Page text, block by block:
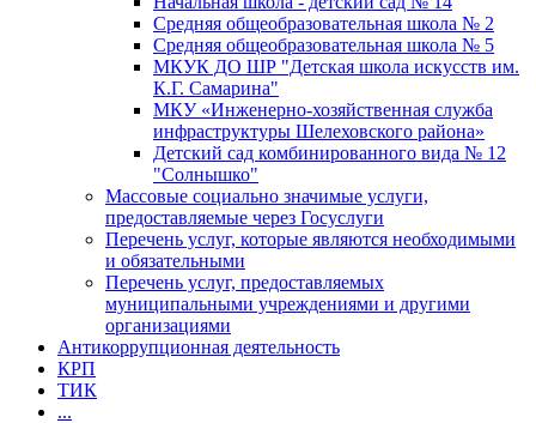
Средняя общеобразовательная школа № 2
Средняя общеобразовательная школа № 5
МКУК ДО ШР "Детская школа искусств им.
К.Г. Самарина"
МКУ «Инженерно-хозяйственная служба
инфраструктуры Шелеховского района»
Детский сад комбинированного вида № 12
"Солнышко"
Массовые социально значимые услуги,
предоставляемые через Госуслуги
Перечень услуг, которые являются необходимыми
и обязательными
Перечень услуг, предоставляемых
муниципальными учреждениями и другими
организациями
Антикоррупционная деятельность
КРП
ТИК
...